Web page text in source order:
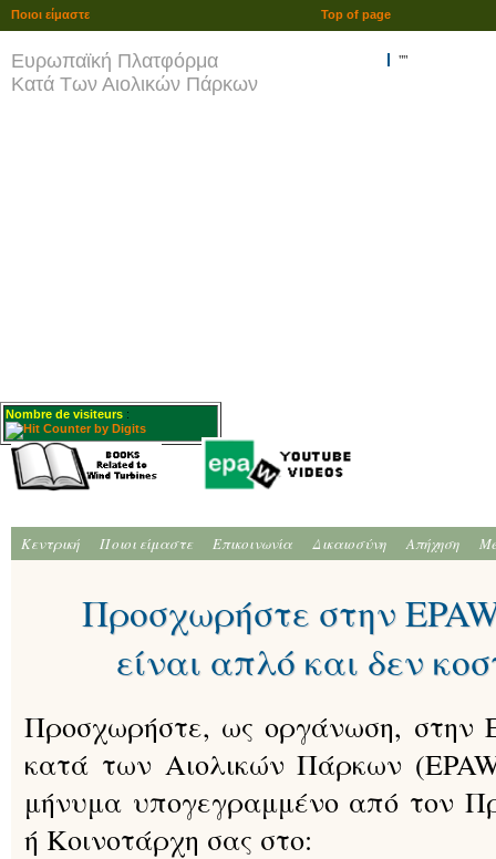
Ευρωπαϊκή Πλατφόρμα
Κατά Των Αιολικών Πάρκων
""
Nombre de visiteurs :
Κεντρική Ποιοι είμαστε Επικοινωνία Δικαιοσύνη Απήχηση
Προσχωρήστε στην
είναι απλό και δεν
Προσχωρήστε, ως οργάνωση, στην
κατά των Αιολικών Πάρκων
μήνυμα υπογεγραμμένο από τον
ή Κοινοτάρχη σας στο:
Top of page
Ποιοι είμαστε